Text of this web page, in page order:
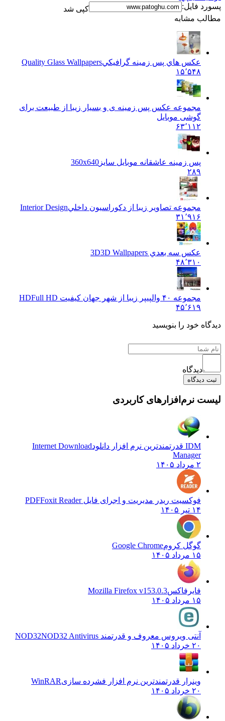
پسورد فایل:
کپی شد
مطالب مشابه
عکس هاي پس زمينه گرافيکيQuality Glass Wallpapers
۱۵٬۵۴۸
مجموعه عکس پس زمینه ی و بسیار زیبا از طبیعت برای
گوشی موبایل
۶۳٬۱۱۲
پس زمینه عاشقانه موبایل سایز 360x640
۲۸۹
مجموعه تصاوير زيبا از دکوراسيون داخليInterior Design
۳۱٬۹۱۶
عکس سه بعدي 3D 3D Wallpapers
۴۸٬۳۱۰
مجموعه ۴۰ والپیپر زیبا از شهر جهان کیفیت HD
Full HD
۴۵٬۶۱۹
دیدگاه خود را بنویسید
دیدگاه
ثبت دیدگاه
لیست نرم‌افزارهای کاربردی
IDM قدرتمندترین نرم افزار دانلود
Internet Download
Manager
۲ مرداد ۱۴۰۵
فوکسیت ریدر مدیریت و اجرای فایل PDFFoxit Reader
۱۴ تیر ۱۴۰۵
گوگل کرومGoogle Chrome
۱۵ مرداد ۱۴۰۵
فایرفاکسMozilla Firefox v153.0.3
۱۵ مرداد ۱۴۰۵
آنتی ویروس معروف و قدرتمند NOD32 NOD32 Antivirus
۲۰ خرداد ۱۴۰۵
وینرار قدرتمندترین نرم افزار فشرده سازیWinRAR
۲۰ خرداد ۱۴۰۵